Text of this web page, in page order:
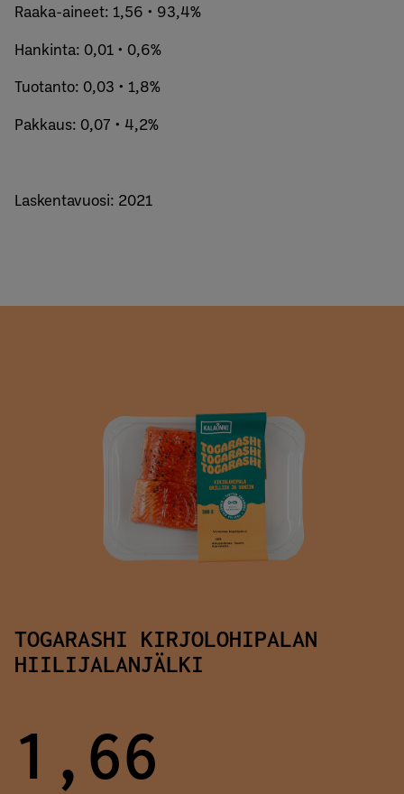
Raaka-aineet: 1,56 • 93,4%
Hankinta: 0,01 • 0,6%
Tuotanto: 0,03 • 1,8%
Pakkaus: 0,07 • 4,2%
Laskentavuosi: 2021
TOGARASHI KIRJOLOHIPALAN
HIILIJALANJÄLKI
1,66